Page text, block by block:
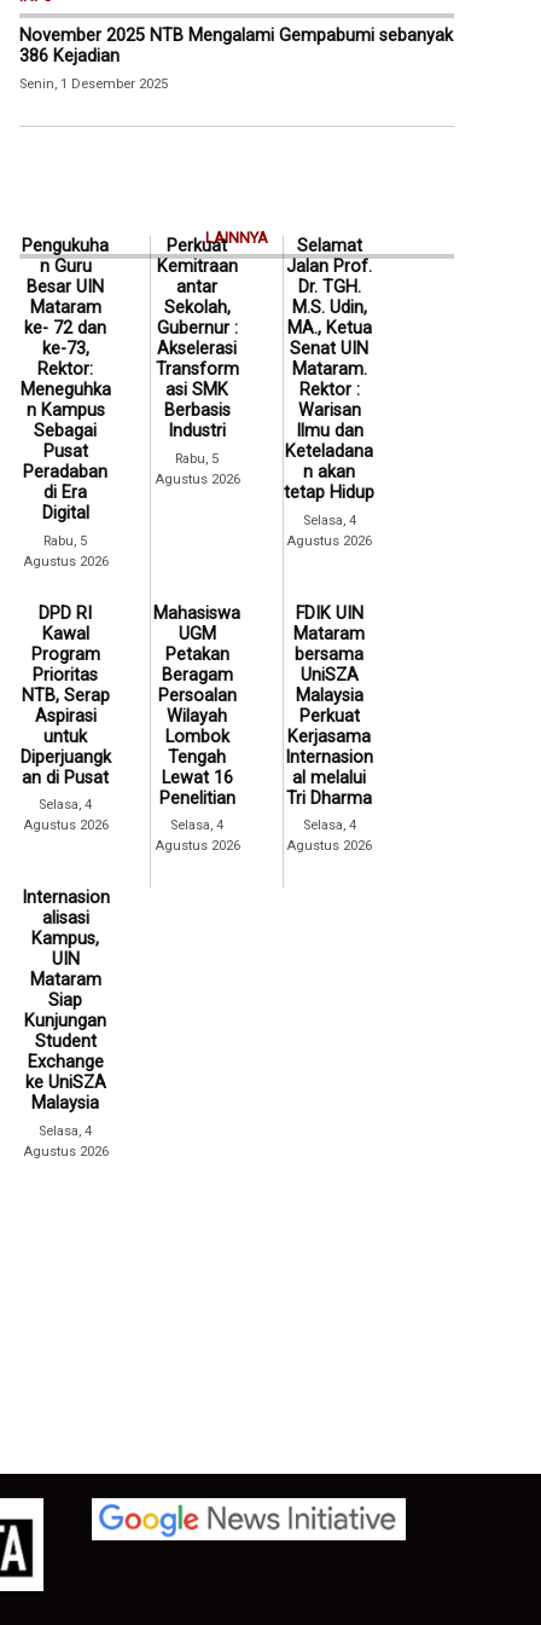
November 2025 NTB Mengalami Gempabumi sebanyak
386 Kejadian
Senin, 1 Desember 2025
LAINNYA
Pengukuha
n Guru
Besar UIN
Mataram
ke- 72 dan
ke-73,
Rektor:
Meneguhka
n Kampus
Sebagai
Pusat
Peradaban
di Era
Digital
Rabu, 5
Agustus 2026
Perkuat
Kemitraan
antar
Sekolah,
Gubernur :
Akselerasi
Transform
asi SMK
Berbasis
Industri
Rabu, 5
Agustus 2026
Selamat
Jalan Prof.
Dr. TGH.
M.S. Udin,
MA., Ketua
Senat UIN
Mataram.
Rektor :
Warisan
Ilmu dan
Keteladana
n akan
tetap Hidup
Selasa, 4
Agustus 2026
DPD RI
Kawal
Program
Prioritas
NTB, Serap
Aspirasi
untuk
Diperjuangk
an di Pusat
Selasa, 4
Agustus 2026
Mahasiswa
UGM
Petakan
Beragam
Persoalan
Wilayah
Lombok
Tengah
Lewat 16
Penelitian
Selasa, 4
Agustus 2026
FDIK UIN
Mataram
bersama
UniSZA
Malaysia
Perkuat
Kerjasama
Internasion
al melalui
Tri Dharma
Selasa, 4
Agustus 2026
Internasion
alisasi
Kampus,
UIN
Mataram
Siap
Kunjungan
Student
Exchange
ke UniSZA
Malaysia
Selasa, 4
Agustus 2026